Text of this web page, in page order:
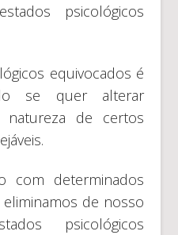
psicológicos
equivocados é
se quer alterar
natureza de certos
com determinados
de nosso
psicológicos